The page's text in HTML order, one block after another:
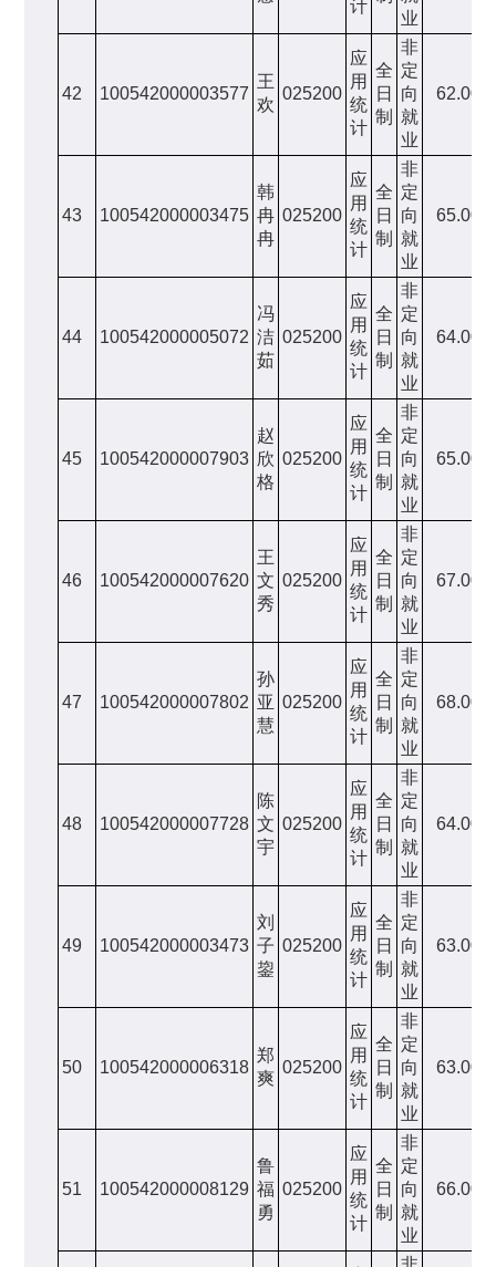
计
业
42 100542000003577
王
欢
025200
应
用
统
计
全
日
制
非
定
向
就
业
62.00
43 100542000003475
韩
冉
冉
025200
应
用
统
计
全
日
制
非
定
向
就
业
65.00
44 100542000005072
冯
洁
茹
025200
应
用
统
计
全
日
制
非
定
向
就
业
64.00
45 100542000007903
赵
欣
格
025200
应
用
统
计
全
日
制
非
定
向
就
业
65.00
46 100542000007620
王
文
秀
025200
应
用
统
计
全
日
制
非
定
向
就
业
67.00
47 100542000007802
孙
亚
慧
025200
应
用
统
计
全
日
制
非
定
向
就
业
68.00
48 100542000007728
陈
文
宇
025200
应
用
统
计
全
日
制
非
定
向
就
业
64.00
49 100542000003473
刘
子
鋆
025200
应
用
统
计
全
日
制
非
定
向
就
业
63.00
50 100542000006318
郑
爽
025200
应
用
统
计
全
日
制
非
定
向
就
业
63.00
51 100542000008129
鲁
福
勇
025200
应
用
统
计
全
日
制
非
定
向
就
业
66.00